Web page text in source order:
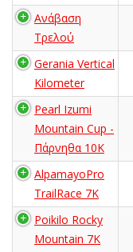
Ανάβαση
Τρελού
Gerania Vertical
Kilometer
Pearl Izumi
Mountain Cup -
Πάρνηθα 10Κ
AlpamayoPro
TrailRace 7K
Poikilo Rocky
Mountain 7K